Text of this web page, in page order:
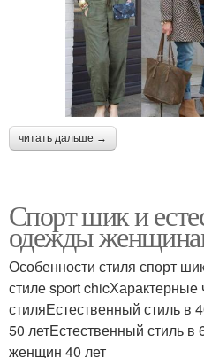
читать дальше →
Спорт шик и
одежды
Особенности стиля спорт
стиле sport chicХарактерные
стиляЕстественный стиль в
50 летЕстественный стиль в
женщин 40 лет